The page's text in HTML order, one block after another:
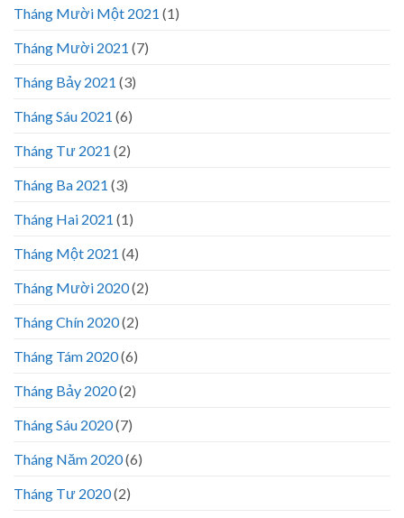
Tháng Mười Một 2021 (1)
Tháng Mười 2021 (7)
Tháng Bảy 2021 (3)
Tháng Sáu 2021 (6)
Tháng Tư 2021 (2)
Tháng Ba 2021 (3)
Tháng Hai 2021 (1)
Tháng Một 2021 (4)
Tháng Mười 2020(2)
Tháng Chín 2020(2)
Tháng Tám 2020(6)
Tháng Bảy 2020(2)
Tháng Sáu 2020(7)
Tháng Năm 2020(6)
Tháng Tư 2020(2)